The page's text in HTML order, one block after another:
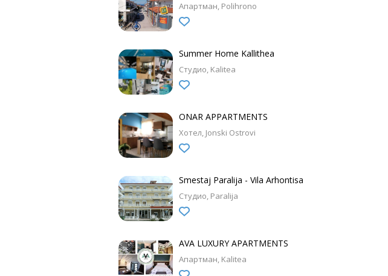
Апартман Polihrono
Summer Home Kallithea
Студио Kalitea
ONAR APPARTMENTS
Хотел Jonski Ostrovi
Smestaj Paralija - Vila Arhontisa
Студио Paralija
AVA LUXURY APARTMENTS
Апартман Kalitea